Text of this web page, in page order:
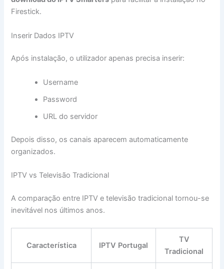
Firestick.
Inserir Dados IPTV
Após instalação, o utilizador apenas precisa inserir:
Username
Password
URL do servidor
Depois disso, os canais aparecem automaticamente
organizados.
IPTV vs Televisão Tradicional
A comparação entre IPTV e televisão tradicional tornou-se
inevitável nos últimos anos.
Característica IPTV Portugal
TV
Tradicional